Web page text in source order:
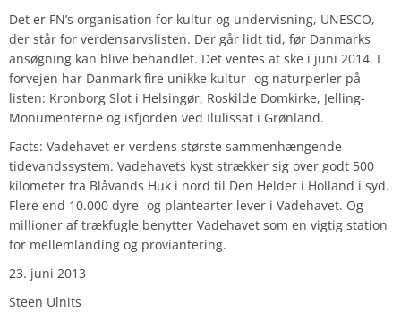
Det er FN’s organisation for kultur og undervisning, UNESCO,
der står for verdensarvslisten. Der går lidt tid, før Danmarks
ansøgning kan blive behandlet. Det ventes at ske i juni 2014. I
forvejen har Danmark fire unikke kultur- og naturperler på
listen: Kronborg Slot i Helsingør, Roskilde Domkirke, Jelling-
Monumenterne og isfjorden ved Ilulissat i Grønland.
Facts: Vadehavet er verdens største sammenhængende
tidevandssystem. Vadehavets kyst strækker sig over godt 500
kilometer fra Blåvands Huk i nord til Den Helder i Holland i syd.
Flere end 10.000 dyre- og plantearter lever i Vadehavet. Og
millioner af trækfugle benytter Vadehavet som en vigtig station
for mellemlanding og proviantering.
23. juni 2013
Steen Ulnits